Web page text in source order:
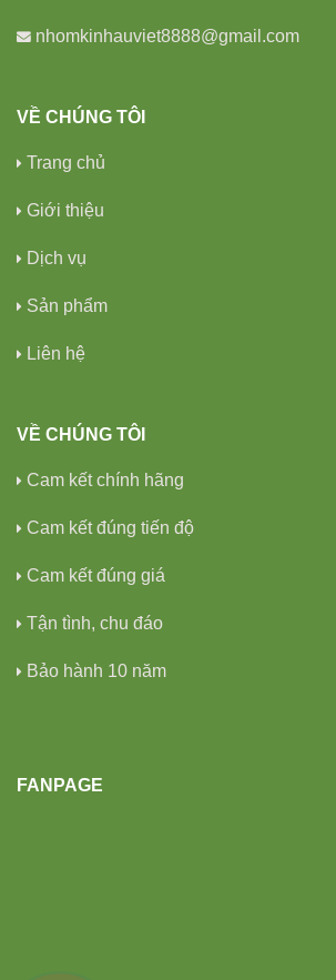
nhomkinhauviet8888@gmail.com
VỀ CHÚNG TÔI
Trang chủ
Giới thiệu
Dịch vụ
Sản phẩm
Liên hệ
VỀ CHÚNG TÔI
Cam kết chính hãng
Cam kết đúng tiến độ
Cam kết đúng giá
Tận tình, chu đáo
Bảo hành 10 năm
FANPAGE